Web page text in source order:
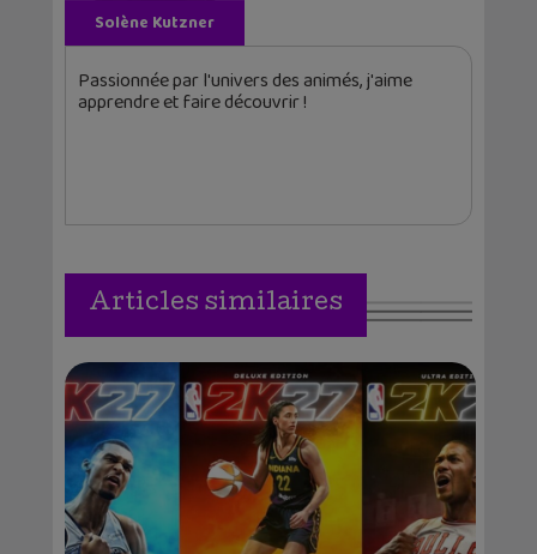
Solène Kutzner
Passionnée par l'univers des animés, j'aime
apprendre et faire découvrir !
Articles similaires